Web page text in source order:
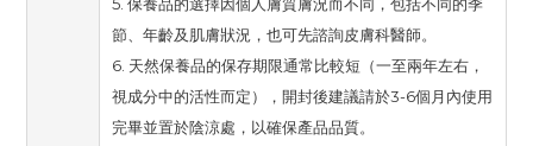
節、年齡及肌膚狀況，也可先諮詢皮膚科醫師。
6. 天然保養品的保存期限通常比較短（一至兩年左右，
視成分中的活性而定），開封後建議請於3-6個月內使用
完畢並置於陰涼處，以確保產品品質。